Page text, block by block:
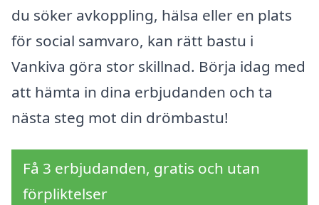
du söker avkoppling, hälsa eller en plats
för social samvaro, kan rätt bastu i
Vankiva göra stor skillnad. Börja idag med
att hämta in dina erbjudanden och ta
nästa steg mot din drömbastu!
Få 3 erbjudanden, gratis och utan
förpliktelser